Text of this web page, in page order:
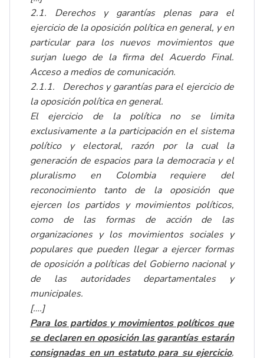
2.1. Derechos y garantías plenas para el
ejercicio de la oposición política en general, y en
particular para los nuevos movimientos que
surjan luego de la firma del Acuerdo Final.
Acceso a medios de comunicación.
2.1.1.
Derechos y garantías para el ejercicio de
la oposición política en general.
El ejercicio de la política no se limita
exclusivamente a la participación en el sistema
político y electoral, razón por la cual la
generación de espacios para la democracia y el
pluralismo en Colombia requiere del
reconocimiento tanto de la oposición que
ejercen los partidos y movimientos políticos,
como de las formas de acción de las
organizaciones y los movimientos sociales y
populares que pueden llegar a ejercer formas
de oposición a políticas del Gobierno nacional y
de las autoridades departamentales y
municipales.
[….]
Para los partidos y movimientos políticos que
se declaren en oposición las garantías estarán
consignadas en un estatuto para su ejercicio,